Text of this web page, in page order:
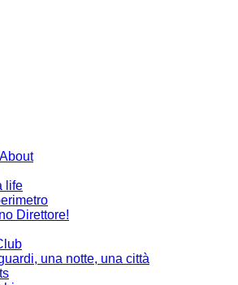
life
Direttore!
una notte, una città